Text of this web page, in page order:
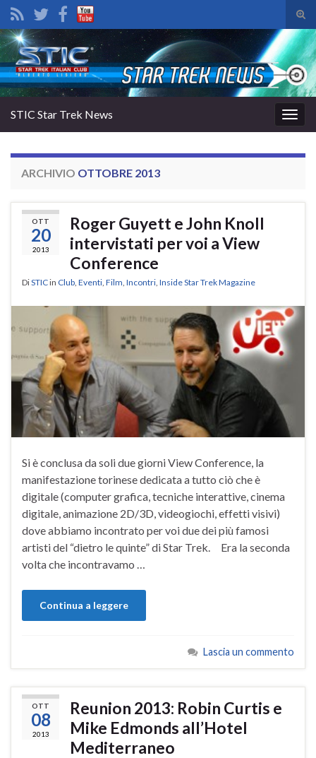
il
di
Search for:
la
STIC Star Trek News
ARCHIVIO OTTOBRE 2013
OTT
20
2013
Roger Guyett e John Knoll
intervistati per voi a View
Conference
DiSTICin Club Eventi Film Incontri Inside Star Trek Magazine
Si è conclusa da soli due giorni View Conference, la
manifestazione torinese dedicata a tutto ciò che è
digitale (computer grafica, tecniche interattive, cinema
digitale, animazione 2D/3D, videogiochi, effetti visivi)
dove abbiamo incontrato per voi due dei più famosi
artisti del “dietro le quinte” di Star Trek. Era la seconda
volta che incontravamo …
Continua a leggere
Lascia un commento
OTT
08
2013
Reunion 2013: Robin Curtis e
Mike Edmonds all’Hotel
Mediterraneo